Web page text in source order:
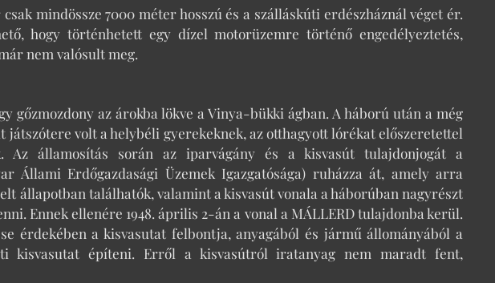
mindössze 7000 méter hosszú és a szálláskúti erdészháznál véget ér.
hogy történhetett egy dízel motorüzemre történő engedélyeztetés,
nem valósult meg.
gőzmozdony az árokba lökve a Vinya-bükki ágban. A háború után a még
volt a helybéli gyerekeknek, az otthagyott lórékat előszeretettel
államosítás során az iparvágány és a kisvasút tulajdonjogát a
Állami Erdőgazdasági Üzemek Igazgatósága) ruházza át, amely arra
állapotban találhatók, valamint a kisvasút vonala a háborúban nagyrészt
Ennek ellenére 1948. április 2-án a vonal a MÁLLERD tulajdonba kerül.
érdekében a kisvasutat felbontja, anyagából és jármű állományából a
kisvasutat építeni. Erről a kisvasútról iratanyag nem maradt fent,